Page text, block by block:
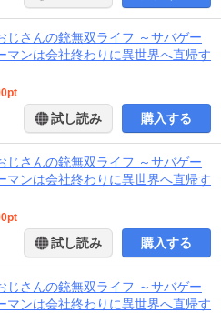
じさんの銃無双ライフ ～サバゲー
マンは会社終わりに異世界へ直帰す
試し読み 購入する
じさんの銃無双ライフ ～サバゲー
マンは会社終わりに異世界へ直帰す
試し読み 購入する
じさんの銃無双ライフ ～サバゲー
マンは会社終わりに異世界へ直帰す